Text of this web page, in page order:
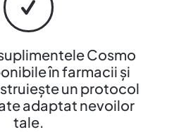
Cosmo
în farmacii și
un protocol
adaptat nevoilor
tale.